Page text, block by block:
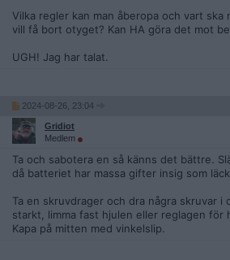
Vilka regler kan man åberopa och vart ska
vill få bort otyget? Kan HA göra det mot
UGH! Jag har talat.
2024-08-26, 23:04
Gridiot
Medlem
Ta och sabotera en så känns det bättre.
då batteriet har massa gifter insig som
Ta en skruvdrager och dra några skruvar i
starkt, limma fast hjulen eller reglagen för
Kapa på mitten med vinkelslip.